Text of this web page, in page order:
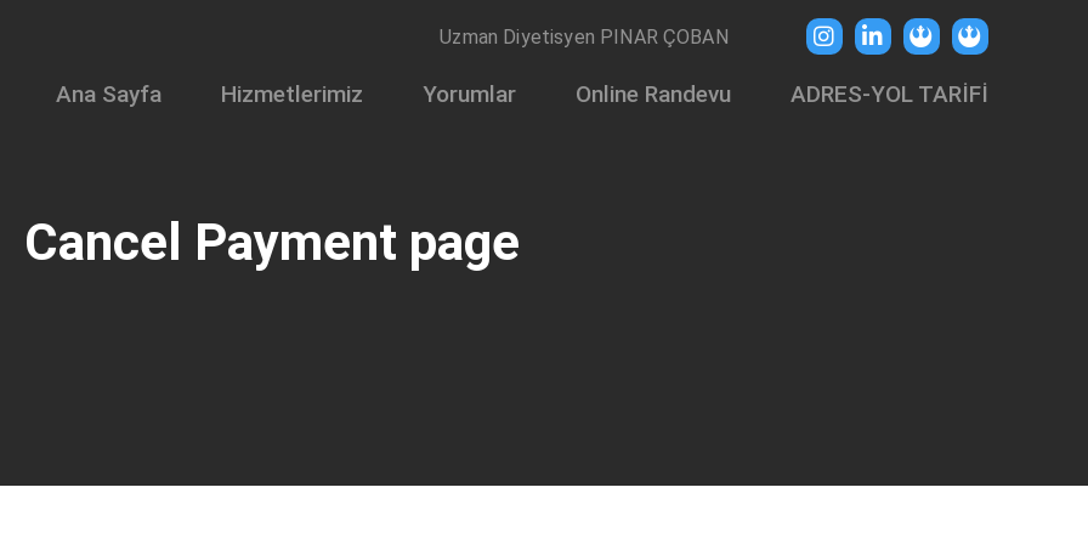
Uzman Diyetisyen PINAR ÇOBAN
Ana Sayfa Hizmetlerimiz Yorumlar Online Randevu ADRES-YOL TARİFİ
Cancel Payment page